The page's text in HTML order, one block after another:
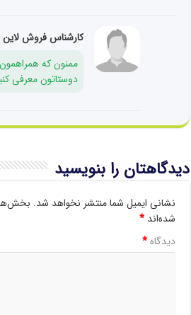
کارشناس فروش لاین
ممنون که
دوستاتون معرفی
دیدگاهتان را بنویسید
نشانی ایمیل شما منتشر نخواهد شد.
شده‌اند*
دیدگاه*